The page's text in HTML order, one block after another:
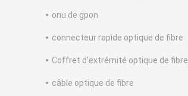
onu de gpon
connecteur rapide optique de fibre
Coffret d'extrémité optique de fibre
câble optique de fibre